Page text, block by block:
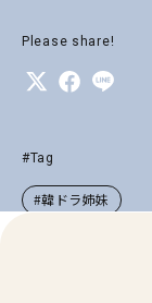
Please share!
#Tag
#韓ドラ姉妹